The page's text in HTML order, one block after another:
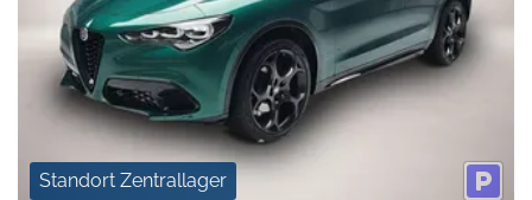
Standort Zentrallager